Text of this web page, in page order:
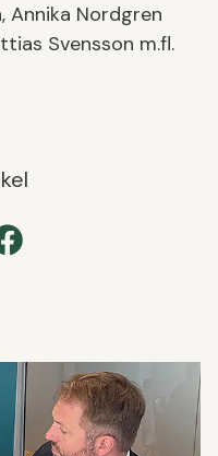
Annika Nordgren
Svensson m.fl.